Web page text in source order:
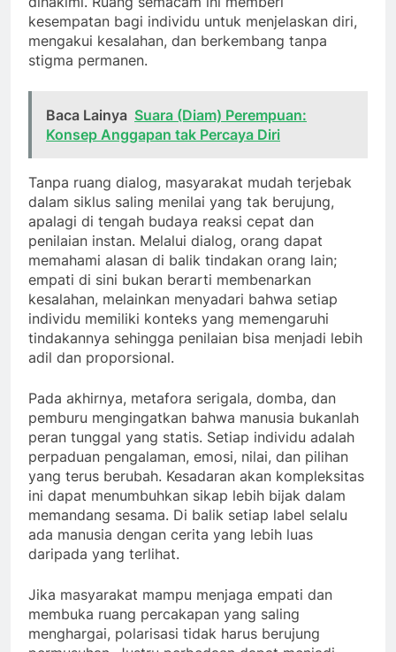
kesempatan bagi individu untuk menjelaskan diri,
mengakui kesalahan, dan berkembang tanpa
stigma permanen.
Baca Lainya Suara (Diam) Perempuan:
Konsep Anggapan tak Percaya Diri
Tanpa ruang dialog, masyarakat mudah terjebak
dalam siklus saling menilai yang tak berujung,
apalagi di tengah budaya reaksi cepat dan
penilaian instan. Melalui dialog, orang dapat
memahami alasan di balik tindakan orang lain;
empati di sini bukan berarti membenarkan
kesalahan, melainkan menyadari bahwa setiap
individu memiliki konteks yang memengaruhi
tindakannya sehingga penilaian bisa menjadi lebih
adil dan proporsional.
Pada akhirnya, metafora serigala, domba, dan
pemburu mengingatkan bahwa manusia bukanlah
peran tunggal yang statis. Setiap individu adalah
perpaduan pengalaman, emosi, nilai, dan pilihan
yang terus berubah. Kesadaran akan kompleksitas
ini dapat menumbuhkan sikap lebih bijak dalam
memandang sesama. Di balik setiap label selalu
ada manusia dengan cerita yang lebih luas
daripada yang terlihat.
Jika masyarakat mampu menjaga empati dan
membuka ruang percakapan yang saling
menghargai, polarisasi tidak harus berujung